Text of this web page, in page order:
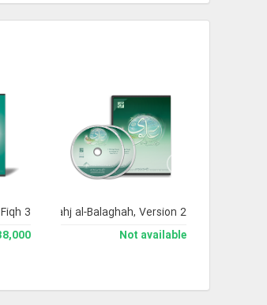
of Nahj al-Balaghah, Version 2
Not available
3
Toman